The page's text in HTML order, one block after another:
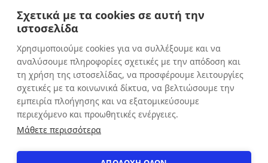
Σχετικά με τα cookies σε αυτή την
ιστοσελίδα
Χρησιμοποιούμε cookies για να συλλέξουμε και να
αναλύσουμε πληροφορίες σχετικές με την απόδοση και
τη χρήση της ιστοσελίδας, να προσφέρουμε λειτουργίες
σχετικές με τα κοινωνικά δίκτυα, να βελτιώσουμε την
εμπειρία πλοήγησης και να εξατομικεύσουμε
περιεχόμενο και προωθητικές ενέργειες.
Μάθετε περισσότερα